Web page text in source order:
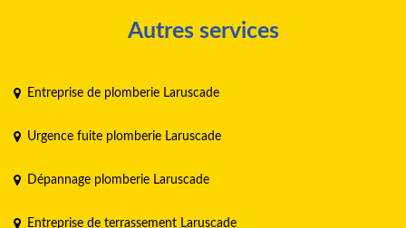
Autres services
Entreprise de plomberie Laruscade
Urgence fuite plomberie Laruscade
Dépannage plomberie Laruscade
Entreprise de terrassement Laruscade